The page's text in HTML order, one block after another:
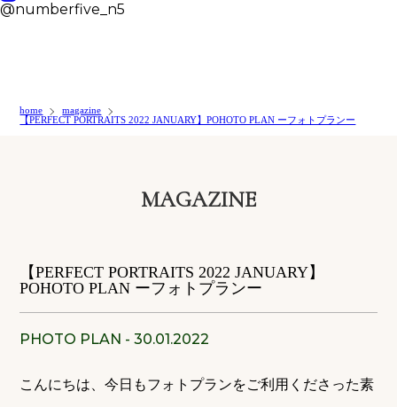
@numberfive_n5
home
magazine
【PERFECT PORTRAITS 2022 JANUARY】POHOTO PLAN ーフォトプランー
MAGAZINE
【PERFECT PORTRAITS 2022 JANUARY】
POHOTO PLAN ーフォトプランー
PHOTO PLAN - 30.01.2022
こんにちは、今日もフォトプランをご利用くださった素